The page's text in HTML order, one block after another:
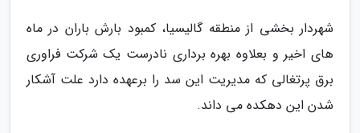
شهردار بخشی از منطقه گالیسیا، کمبود بارش باران در ماه
های اخیر و بعلاوه بهره برداری نادرست یک شرکت فراوری
برق پرتغالی که مدیریت این سد را برعهده دارد علت آشکار
شدن این دهکده می داند.